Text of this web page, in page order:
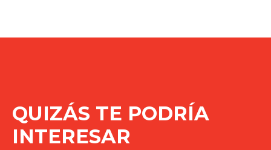
QUIZÁS TE PODRÍA
INTERESAR